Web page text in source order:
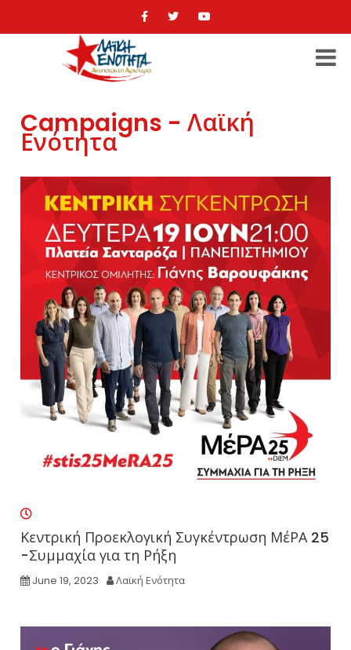
Campaigns - Λαϊκή
Ενότητα
Κεντρική Προεκλογική Συγκέντρωση ΜέΡΑ 25
-Συμμαχία για τη Ρήξη
June 19, 2023 Λαϊκή Ενότητα